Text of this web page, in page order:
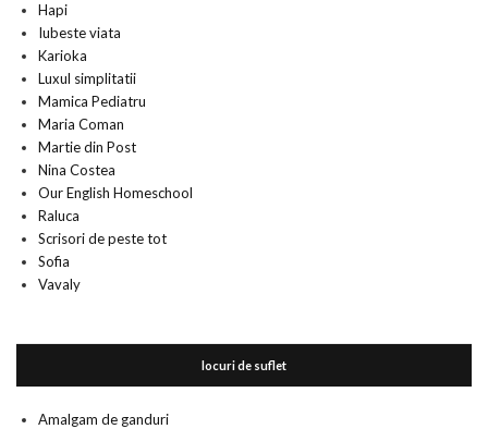
Hapi
Iubeste viata
Karioka
Luxul simplitatii
Mamica Pediatru
Maria Coman
Martie din Post
Nina Costea
Our English Homeschool
Raluca
Scrisori de peste tot
Sofia
Vavaly
locuri de suflet
Amalgam de ganduri